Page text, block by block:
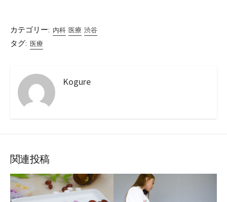
カテゴリー: 内科 医療 渋谷
タグ: 医療
Kogure
関連投稿